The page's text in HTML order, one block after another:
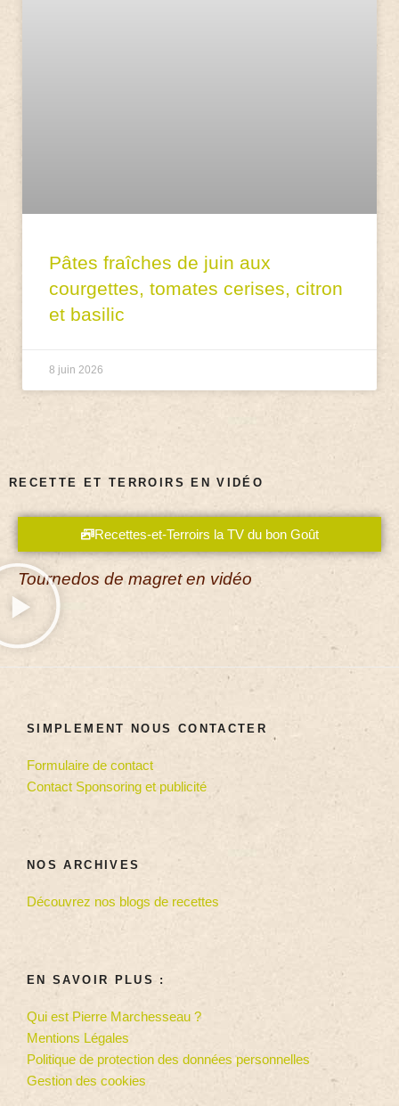
Pâtes fraîches de juin aux
courgettes, tomates cerises, citron
et basilic
8 juin 2026
RECETTE ET TERROIRS EN VIDÉO
Recettes-et-Terroirs la TV du bon Goût
Tournedos de magret en vidéo
SIMPLEMENT NOUS CONTACTER
Formulaire de contact
Contact Sponsoring et publicité
NOS ARCHIVES
Découvrez nos blogs de recettes
EN SAVOIR PLUS :
Qui est Pierre Marchesseau ?
Mentions Légales
Politique de protection des données personnelles
Gestion des cookies